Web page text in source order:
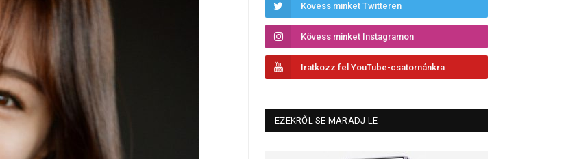
Kövess minket Twitteren
Kövess minket Instagramon
Iratkozz fel YouTube-csatornánkra
EZEKRŐL SE MARADJ LE